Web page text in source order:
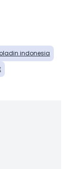
indonesia